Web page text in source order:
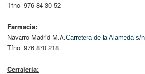
Tfno. 976 84 30 52
Farmacia:
Navarro Madrid M.A.Carretera de la Alameda s/n
Tfno. 976 870 218
Cerrajería: